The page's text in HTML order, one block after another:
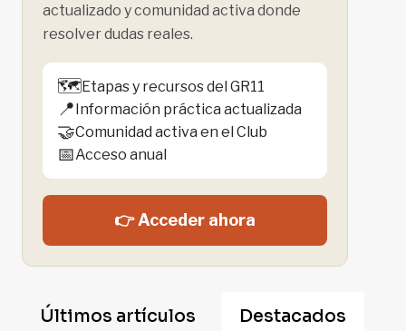
actualizado y comunidad activa donde
resolver dudas reales.
🗺️Etapas y recursos del GR11
📍Información práctica actualizada
🤝Comunidad activa en el Club
📅Acceso anual
👉 Acceder ahora
Últimos artículos Destacados